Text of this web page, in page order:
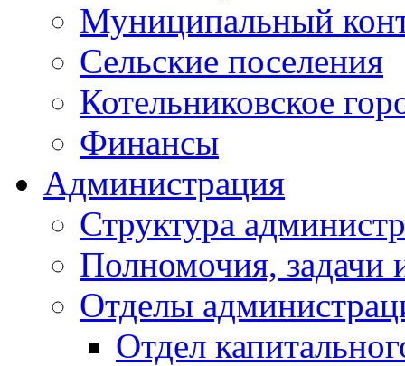
Муниципальный
Сельские поселения
Котельниковское
Финансы
Администрация
Структура
Полномочия, задачи
Отделы
Отдел